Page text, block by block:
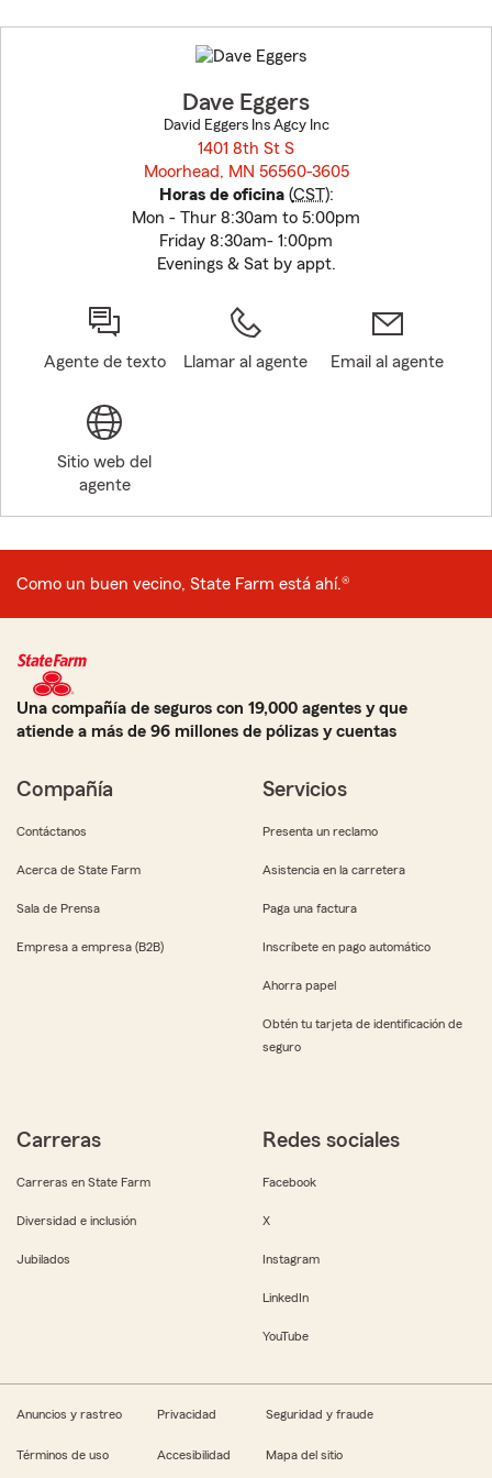
to
before
Dave Eggers
David Eggers Ins Agcy Inc
1401 8th St S
Moorhead, MN 56560-3605
Horas de oficina(CST):
Mon - Thur 8:30am to 5:00pm
Friday 8:30am- 1:00pm
Evenings & Sat by appt.
Agente de texto Llamar al agente Email al agente
Sitio web del
agente
Como un buen vecino, State Farm está ahí.®
Una compañía de seguros con 19,000 agentes y que
atiende a más de 96 millones de pólizas y cuentas
Compañía
Contáctanos
Acerca de State Farm
Sala de Prensa
Empresa a empresa (B2B)
Servicios
Presenta un reclamo
Asistencia en la carretera
Paga una factura
Inscríbete en pago automático
Ahorra papel
Obtén tu tarjeta de identificación de
seguro
Carreras
Carreras en State Farm
Diversidad e inclusión
Jubilados
Redes sociales
Facebook
X
Instagram
LinkedIn
YouTube
Anuncios y rastreo Privacidad Seguridad y fraude
Términos de uso Accesibilidad Mapa del sitio